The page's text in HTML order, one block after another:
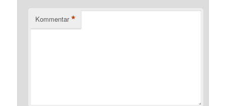
Kommentar *